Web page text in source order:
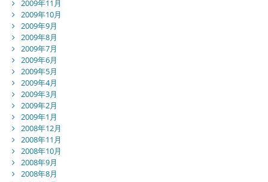
2009年11月
2009年10月
2009年9月
2009年8月
2009年7月
2009年6月
2009年5月
2009年4月
2009年3月
2009年2月
2009年1月
2008年12月
2008年11月
2008年10月
2008年9月
2008年8月